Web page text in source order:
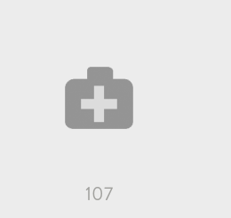
107